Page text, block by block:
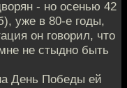
- но осенью 42
уже в 80-е годы,
он говорил, что
не стыдно быть
День Победы ей